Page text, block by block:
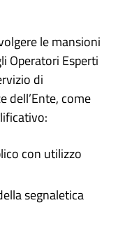
le mansioni
Operatori Esperti
di
dell’Ente, come
con utilizzo
segnaletica